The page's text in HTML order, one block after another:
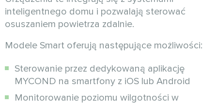
inteligentnego domu i pozwalają sterować
osuszaniem powietrza zdalnie.
Modele Smart oferują następujące możliwości:
Sterowanie przez dedykowaną aplikację
MYCOND na smartfony z iOS lub Android
Monitorowanie poziomu wilgotności w